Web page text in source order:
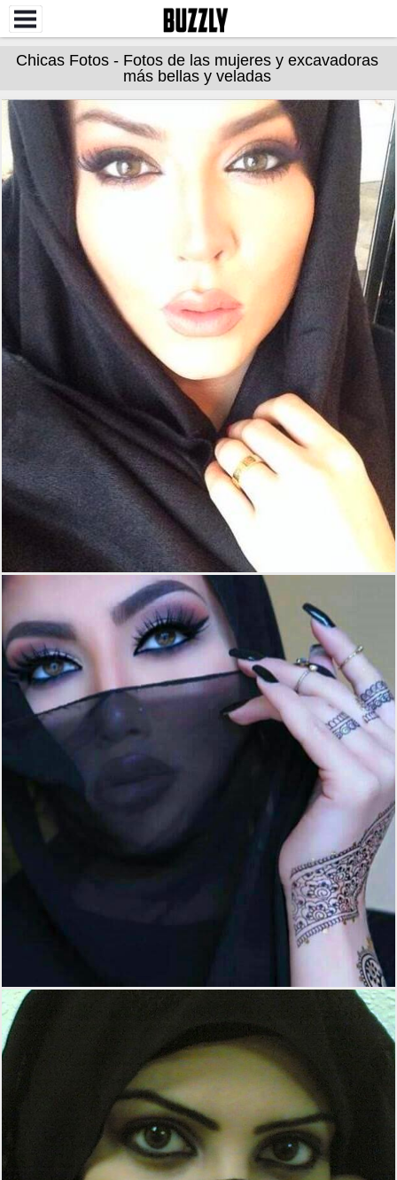
Chicas Fotos - Fotos de las mujeres y excavadoras
más bellas y veladas